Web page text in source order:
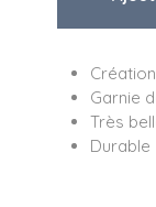
Garnie
Très
Durable